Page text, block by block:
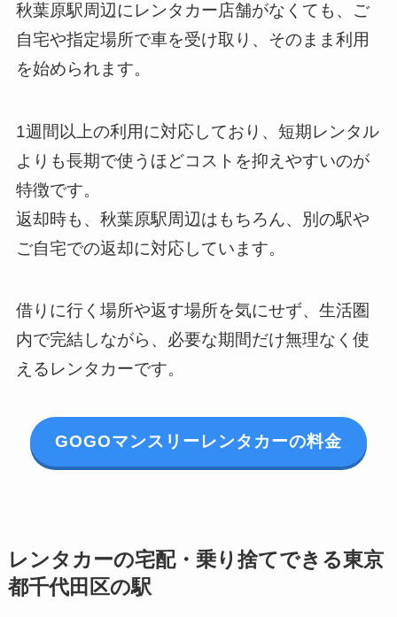
秋葉原駅周辺にレンタカー店舗がなくても、ご
自宅や指定場所で車を受け取り、そのまま利用
を始められます。
1週間以上の利用に対応しており、短期レンタル
よりも長期で使うほどコストを抑えやすいのが
特徴です。
返却時も、秋葉原駅周辺はもちろん、別の駅や
ご自宅での返却に対応しています。
借りに行く場所や返す場所を気にせず、生活圏
内で完結しながら、必要な期間だけ無理なく使
えるレンタカーです。
GOGOマンスリーレンタカーの料金
レンタカーの宅配・乗り捨てできる東京
都千代田区の駅